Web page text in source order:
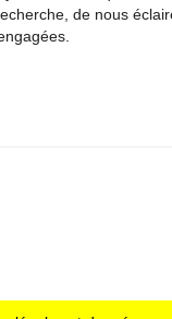
de nous